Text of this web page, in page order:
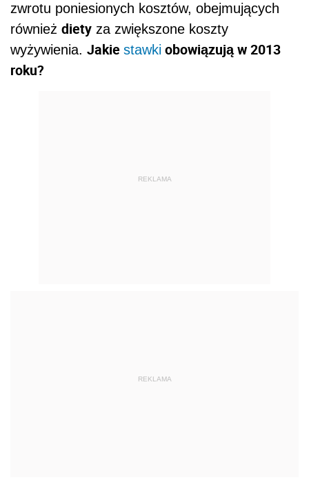
zwrotu poniesionych kosztów, obejmujących
również diety za zwiększone koszty
wyżywienia. Jakie stawki obowiązują w 2013
roku?
REKLAMA
REKLAMA